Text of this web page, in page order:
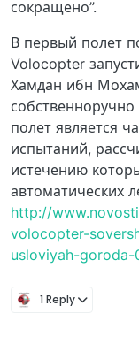
сокращено”.
В первый полет
Volocopter
Хамдан ибн
полет является
испытаний,
истечению
автоматических
http://
volocopter-
usloviyah-
1 Reply